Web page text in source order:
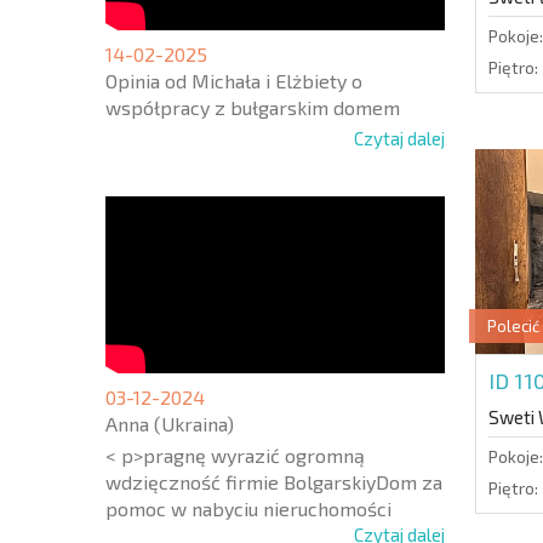
14-02-2025
Opinia od Michała i Elżbiety o
współpracy z bułgarskim domem
Czytaj dalej
03-12-2024
Anna (Ukraina)
< p>pragnę wyrazić ogromną
wdzięczność firmie BolgarskiyDom za
pomoc w nabyciu nieruchomości
Czytaj dalej
Pokoje:
Piętro:
Polecić
ID
Sweti
Pokoje:
Piętro: